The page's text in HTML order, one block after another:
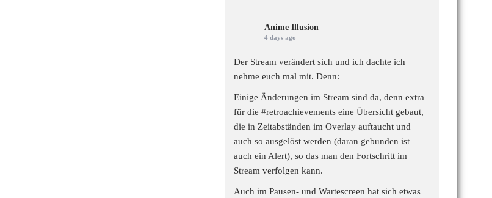
Anime Illusion
4 days ago
Der Stream verändert sich und ich dachte ich
nehme euch mal mit. Denn:
Einige Änderungen im Stream sind da, denn extra
für die #retroachievements eine Übersicht gebaut,
die in Zeitabständen im Overlay auftaucht und
auch so ausgelöst werden (daran gebunden ist
auch ein Alert), so das man den Fortschritt im
Stream verfolgen kann.
Auch im Pausen- und Wartescreen hat sich etwas